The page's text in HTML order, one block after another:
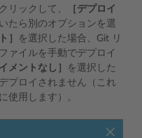
リックして、
［デプロイ
たら別のオプションを選
］
を選択した場合、Git リ
ァイルを手動でデプロイ
メントなし］
を選択した
プロイされません（これ
使用します）。